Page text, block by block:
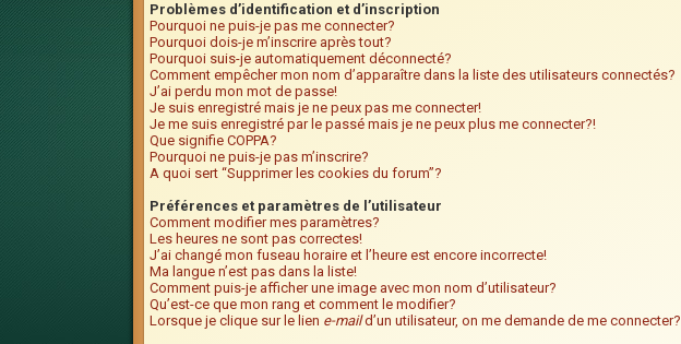
Problèmes d’identification et d’inscription
Pourquoi ne puis-je pas me connecter?
Pourquoi dois-je m’inscrire après tout?
Pourquoi suis-je automatiquement déconnecté?
Comment empêcher mon nom d’apparaître dans la liste des utilisateurs connectés?
J’ai perdu mon mot de passe!
Je suis enregistré mais je ne peux pas me connecter!
Je me suis enregistré par le passé mais je ne peux plus me connecter?!
Que signifie COPPA?
Pourquoi ne puis-je pas m’inscrire?
A quoi sert “Supprimer les cookies du forum”?
Préférences et paramètres de l’utilisateur
Comment modifier mes paramètres?
Les heures ne sont pas correctes!
J’ai changé mon fuseau horaire et l’heure est encore incorrecte!
Ma langue n’est pas dans la liste!
Comment puis-je afficher une image avec mon nom d’utilisateur?
Qu’est-ce que mon rang et comment le modifier?
Lorsque je clique sur le lien e-maild’un utilisateur, on me demande de me connecter?